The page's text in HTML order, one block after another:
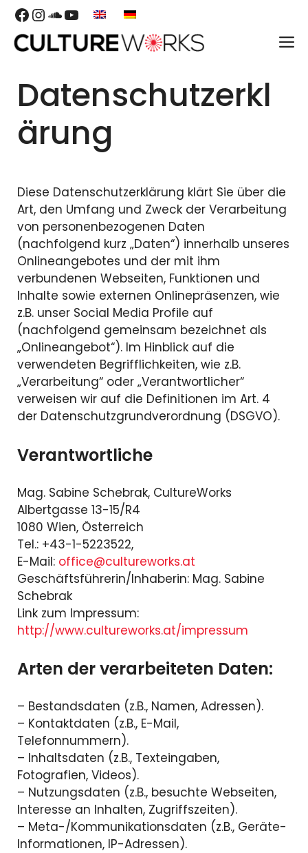
Skip
content
Facebook
Instagram
SoundCloud
YouTube
Datenschutzerkl
ärung
Diese Datenschutzerklärung klärt Sie über die
Art, den Umfang und Zweck der Verarbeitung
von personenbezogenen Daten
(nachfolgend kurz „Daten“) innerhalb unseres
Onlineangebotes und der mit ihm
verbundenen Webseiten, Funktionen und
Inhalte sowie externen Onlinepräsenzen, wie
z.B. unser Social Media Profile auf
(nachfolgend gemeinsam bezeichnet als
„Onlineangebot“). Im Hinblick auf die
verwendeten Begrifflichkeiten, wie z.B.
„Verarbeitung“ oder „Verantwortlicher“
verweisen wir auf die Definitionen im Art. 4
der Datenschutzgrundverordnung (DSGVO).
Verantwortliche
Mag. Sabine Schebrak, CultureWorks
Albertgasse 13-15/R4
1080 Wien, Österreich
Tel.: +43-1-5223522,
E-Mail: office@cultureworks.at
Geschäftsführerin/Inhaberin: Mag. Sabine
Schebrak
Link zum Impressum:
http://www.cultureworks.at/impressum
Arten der verarbeiteten Daten:
– Bestandsdaten (z.B., Namen, Adressen).
– Kontaktdaten (z.B., E-Mail,
Telefonnummern).
– Inhaltsdaten (z.B., Texteingaben,
Fotografien, Videos).
– Nutzungsdaten (z.B., besuchte Webseiten,
Interesse an Inhalten, Zugriffszeiten).
– Meta-/Kommunikationsdaten (z.B., Geräte-
Informationen, IP-Adressen).